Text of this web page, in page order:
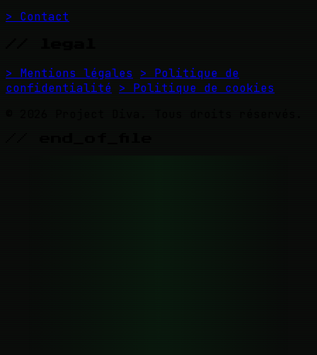
> Contact
> Mentions légales
> Politique de
confidentialité > Politique de cookies